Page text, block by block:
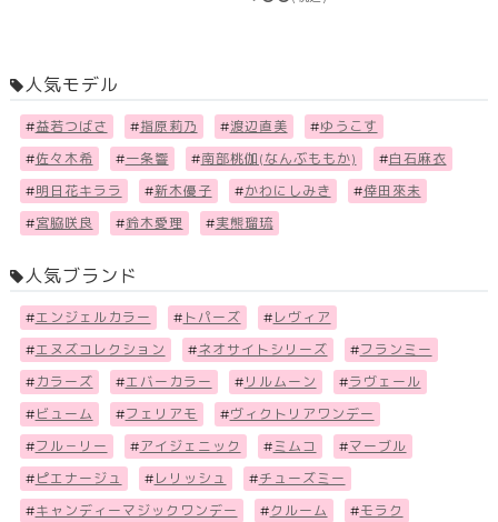
人気モデル
#益若つばさ #指原莉乃 #渡辺直美 #ゆうこす
#佐々木希 #一条響 #南部桃伽(なんぶももか) #白石麻衣
#明日花キララ #新木優子 #かわにしみき #倖田來未
#宮脇咲良 #鈴木愛理 #実熊瑠琉
人気ブランド
#エンジェルカラー # トパーズ # レヴィア
#エヌズコレクション #ネオサイトシリーズ #フランミー
# カラーズ #エバーカラー # リルムーン #ラヴェール
# ビューム #フェリアモ #ヴィクトリアワンデー
#フル－リー #アイジェニック #ミムコ #マーブル
# ピエナージュ # レリッシュ #チューズミー
#キャンディーマジックワンデー #クルーム #モラク